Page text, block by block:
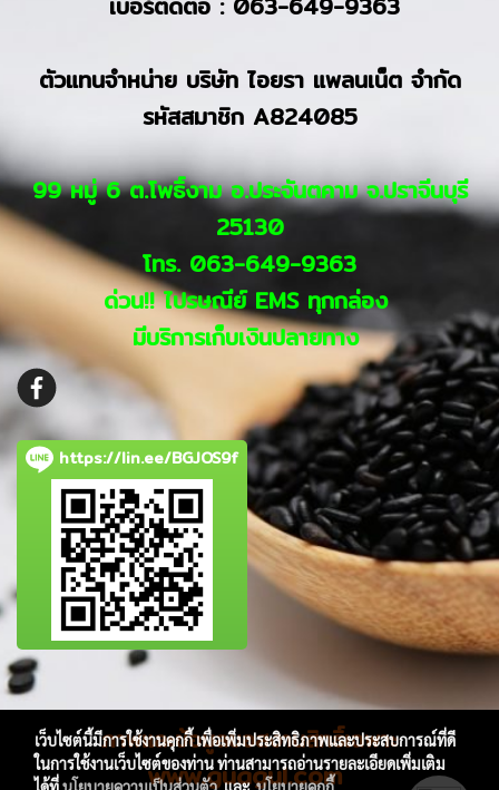
ตัวแทนจำหน่าย บริษัท ไอยรา แพลนเน็ต จำกัด
รหัสสมาชิก A824085
99 หมู่ 6 ต.โพธิ์งาม อ.ประจันตคาม จ.ปราจีนบุรี
25130
โทร. 063-649-9363
ด่วน!! ไปรษณีย์ EMS ทุกกล่อง
มีบริการเก็บเงินปลายทาง
https://lin.ee/BGJOS9f
ภาพและข้อมูลขอสงานสิทธิ์เฉพาะ
www.guagul.com
เว็บไซต์นี้มีการใช้งานคุกกี้ เพื่อเพิ่มประสิทธิภาพและประสบการณ์ที่ดี
ในการใช้งานเว็บไซต์ของท่าน ท่านสามารถอ่านรายละเอียดเพิ่มเติม